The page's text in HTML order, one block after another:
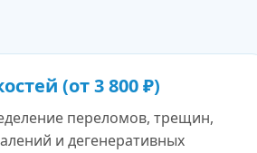
(от 3 800 ₽)
переломов, трещин,
и дегенеративных